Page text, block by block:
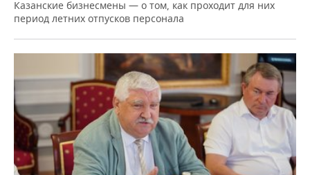
Казанские бизнесмены — о том, как проходит для них
период летних отпусков персонала